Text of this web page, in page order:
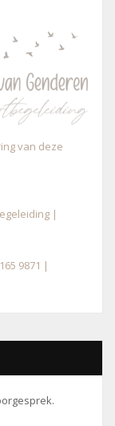
van deze
|
9871 |